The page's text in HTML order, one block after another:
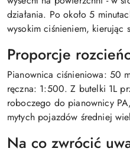
działania. Po około 5
wysokim ciśnieniem, kierując
Proporcje
Pianownica ciśnieniowa: 50
ręczna: 1:500. Z butelki 1L
roboczego do pianownicy
mytych pojazdów średniej
Na co zwrócić